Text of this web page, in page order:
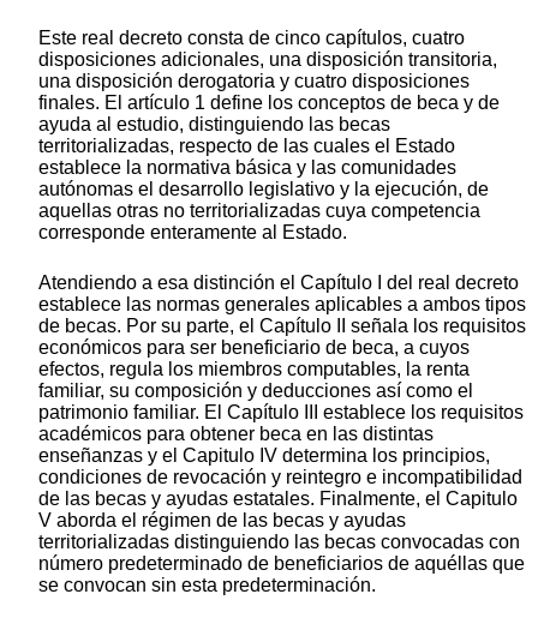
Este real decreto consta de cinco capítulos, cuatro
disposiciones adicionales, una disposición transitoria,
una disposición derogatoria y cuatro disposiciones
finales. El artículo 1 define los conceptos de beca y de
ayuda al estudio, distinguiendo las becas
territorializadas, respecto de las cuales el Estado
establece la normativa básica y las comunidades
autónomas el desarrollo legislativo y la ejecución, de
aquellas otras no territorializadas cuya competencia
corresponde enteramente al Estado.
Atendiendo a esa distinción el Capítulo I del real decreto
establece las normas generales aplicables a ambos tipos
de becas. Por su parte, el Capítulo II señala los requisitos
económicos para ser beneficiario de beca, a cuyos
efectos, regula los miembros computables, la renta
familiar, su composición y deducciones así como el
patrimonio familiar. El Capítulo III establece los requisitos
académicos para obtener beca en las distintas
enseñanzas y el Capitulo IV determina los principios,
condiciones de revocación y reintegro e incompatibilidad
de las becas y ayudas estatales. Finalmente, el Capitulo
V aborda el régimen de las becas y ayudas
territorializadas distinguiendo las becas convocadas con
número predeterminado de beneficiarios de aquéllas que
se convocan sin esta predeterminación.